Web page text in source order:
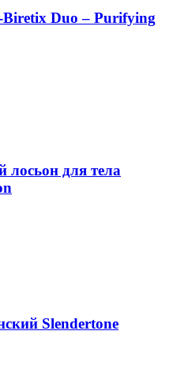
Duo – Purifying
для тела
Slendertone